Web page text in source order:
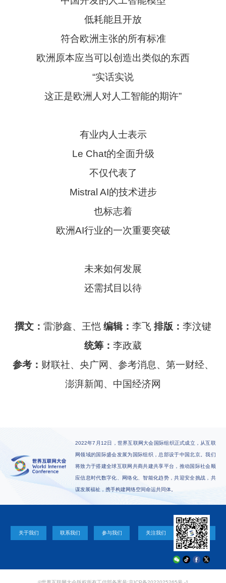
低耗能且开放
符合欧洲主张的所有标准
欧洲原本应当可以创造出类似的东西
“实话实说
这正是欧洲人对人工智能的期许”
有业内人士表示
Le Chat的全面升级
不仅代表了
Mistral AI的技术进步
也标志着
欧洲AI行业的一次重要突破
未来如何发展
还需拭目以待
撰文： 雷渺鑫、王恺 编辑： 李飞 排版： 李汶键
统筹： 李政葳
参考： 财联社、央广网、参考消息、第一财经、
澎湃新闻、中国经济网
2022年7月12日，世界互联网大会国际组织正式成立，从互联
网领域的国际盛会发展为国际组织，总部设于中国北京。我们
将致力于搭建全球互联网共商共建共享平台，推动国际社会顺
应信息时代数字化、网络化、智能化趋势，共迎安全挑战，共
谋发展福祉，携手构建网络空间命运共同体。
关于我们 联系我们 参与我们 关注我们